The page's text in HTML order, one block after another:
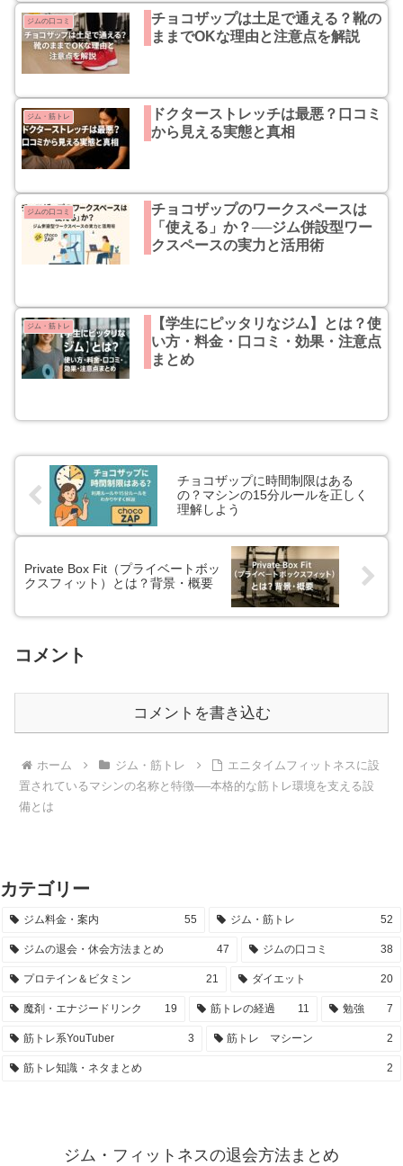
ジムの口コミ
チョコザップは土足で通える？靴の
ままでOKな理由と注意点を解説
ジム・筋トレ
ドクターストレッチは最悪？口コミ
から見える実態と真相
ジムの口コミ
チョコザップのワークスペースは
「使える」か？──ジム併設型ワー
クスペースの実力と活用術
ジム・筋トレ
【学生にピッタリなジム】とは？使
い方・料金・口コミ・効果・注意点
まとめ
チョコザップに時間制限はある
の？マシンの15分ルールを正しく
理解しよう
Private Box Fit（プライベートボッ
クスフィット）とは？背景・概要
コメント
コメントを書き込む
ホーム ジム・筋トレ
エニタイムフィットネスに設
置されているマシンの名称と特徴──本格的な筋トレ環境を支える設
備とは
カテゴリー
ジム料金・案内 55 ジム・筋トレ 52
ジムの退会・休会方法まとめ 47 ジムの口コミ 38
プロテイン＆ビタミン 21 ダイエット 20
魔剤・エナジードリンク 19 筋トレの経過 11 勉強 7
筋トレ系YouTuber 3 筋トレ マシーン 2
筋トレ知識・ネタまとめ 2
ジム・フィットネスの退会方法まとめ